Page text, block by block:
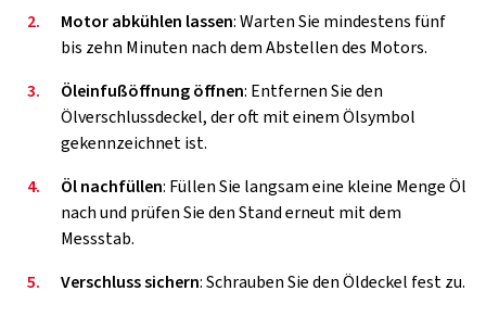
2.
Motor abkühlen lassen: Warten Sie mindestens fünf
bis zehn Minuten nach dem Abstellen des Motors.
3.
Öleinfußöffnung öffnen: Entfernen Sie den
Ölverschlussdeckel, der oft mit einem Ölsymbol
gekennzeichnet ist.
4.
Öl nachfüllen: Füllen Sie langsam eine kleine Menge Öl
nach und prüfen Sie den Stand erneut mit dem
Messstab.
5.
Verschluss sichern: Schrauben Sie den Öldeckel fest zu.